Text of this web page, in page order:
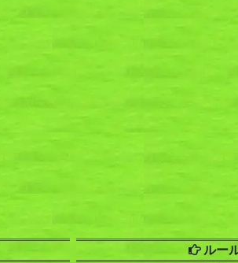
ルー